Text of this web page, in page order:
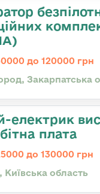
до 120000 грн
Закарпатська
електрик
плата
до 130000 грн
Київська область